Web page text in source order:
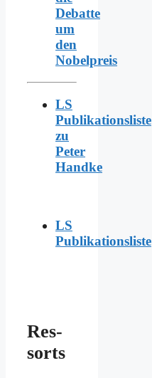
Debatte
um
den
Nobelpreis
LS
Publikationsliste
zu
Peter
Handke
LS
Publikationsliste
Res­
sorts